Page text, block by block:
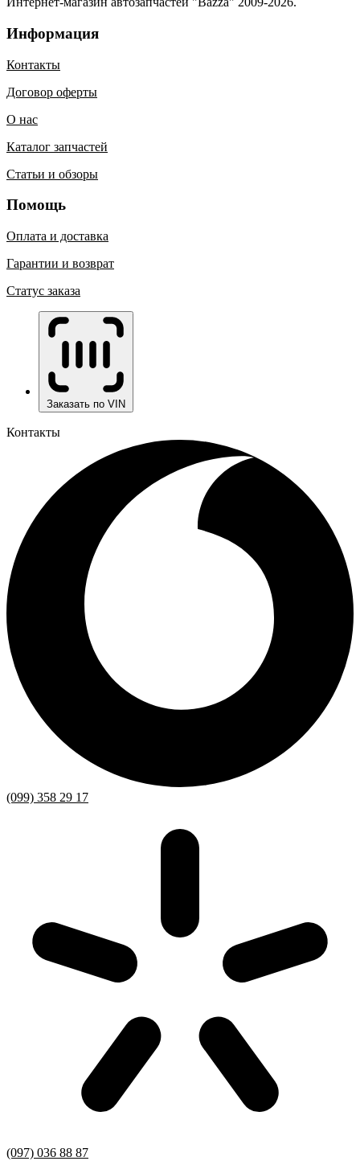
Информация
Контакты
Договор оферты
О нас
Каталог запчастей
Статьи и обзоры
Помощь
Оплата и доставка
Гарантии и возврат
Статус заказа
Заказать по VIN
Контакты
(099) 358 29 17
(097) 036 88 87